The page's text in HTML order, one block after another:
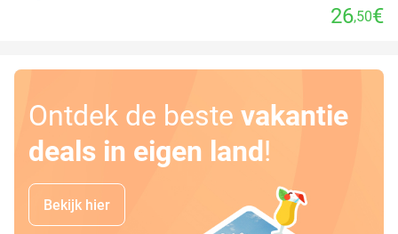
26,50€
Ontdek de beste vakantie
deals in eigen land!
Bekijk hier